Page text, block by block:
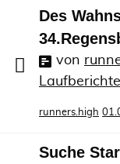
Des
von
Laufberichte
runners.high
Suche